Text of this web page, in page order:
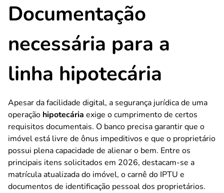
Documentação
necessária para a
linha hipotecária
Apesar da facilidade digital, a segurança jurídica de uma
operação hipotecária exige o cumprimento de certos
requisitos documentais. O banco precisa garantir que o
imóvel está livre de ônus impeditivos e que o proprietário
possui plena capacidade de alienar o bem. Entre os
principais itens solicitados em 2026, destacam-se a
matrícula atualizada do imóvel, o carnê do IPTU e
documentos de identificação pessoal dos proprietários.